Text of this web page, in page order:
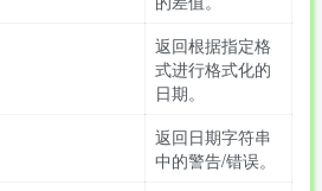
返回根据指定格
式进行格式化的
日期。
返回日期字符串
中的警告/错误。